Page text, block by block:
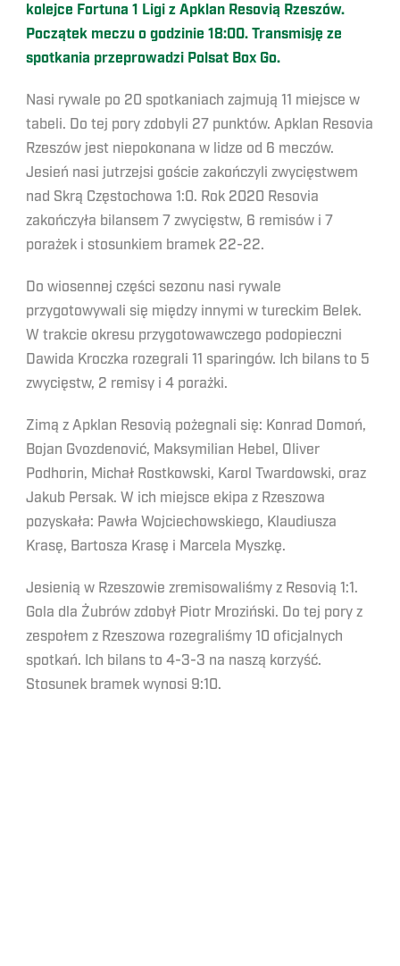
kolejce Fortuna 1 Ligi z Apklan Resovią Rzeszów.
Początek meczu o godzinie 18:00. Transmisję ze
spotkania przeprowadzi Polsat Box Go.
Nasi rywale po 20 spotkaniach zajmują 11 miejsce w
tabeli. Do tej pory zdobyli 27 punktów. Apklan Resovia
Rzeszów jest niepokonana w lidze od 6 meczów.
Jesień nasi jutrzejsi goście zakończyli zwycięstwem
nad Skrą Częstochowa 1:0. Rok 2020 Resovia
zakończyła bilansem 7 zwycięstw, 6 remisów i 7
porażek i stosunkiem bramek 22-22.
Do wiosennej części sezonu nasi rywale
przygotowywali się między innymi w tureckim Belek.
W trakcie okresu przygotowawczego podopieczni
Dawida Kroczka rozegrali 11 sparingów. Ich bilans to 5
zwycięstw, 2 remisy i 4 porażki.
Zimą z Apklan Resovią pożegnali się: Konrad Domoń,
Bojan Gvozdenović, Maksymilian Hebel, Oliver
Podhorin, Michał Rostkowski, Karol Twardowski, oraz
Jakub Persak. W ich miejsce ekipa z Rzeszowa
pozyskała: Pawła Wojciechowskiego, Klaudiusza
Krasę, Bartosza Krasę i Marcela Myszkę.
Jesienią w Rzeszowie zremisowaliśmy z Resovią 1:1.
Gola dla Żubrów zdobył Piotr Mroziński. Do tej pory z
zespołem z Rzeszowa rozegraliśmy 10 oficjalnych
spotkań. Ich bilans to 4-3-3 na naszą korzyść.
Stosunek bramek wynosi 9:10.